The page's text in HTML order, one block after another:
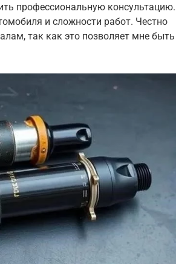
профессиональную консультацию.
и сложности работ. Честно
так как это позволяет мне быть